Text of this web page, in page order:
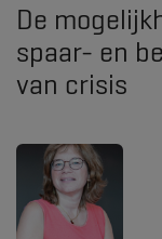
De
spaar- en
van crisis